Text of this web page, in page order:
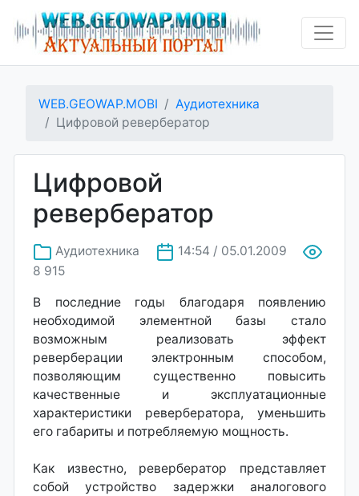
WEB.GEOWAP.MOBI
Аудиотехника
Цифровой ревербератор
Цифровой
ревербератор
Аудиотехника
14:54 / 05.01.2009
8 915
В последние годы благодаря появлению
необходимой элементной базы стало
возможным реализовать эффект
реверберации электронным способом,
позволяющим существенно повысить
качественные и эксплуатационные
характеристики ревербератора, уменьшить
его габариты и потребляемую мощность.
Как известно, ревербератор представляет
собой устройство задержки аналогового